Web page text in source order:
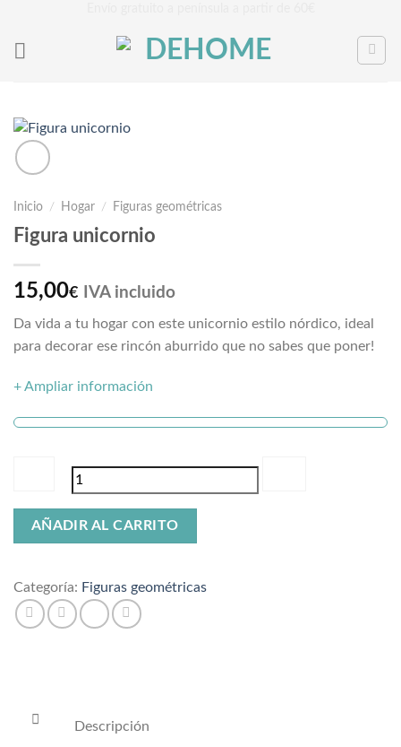
contenido
Inicio / Hogar / Figuras geométricas
Figura unicornio
15,00€ IVA incluido
Da vida a tu hogar con este unicornio estilo nórdico, ideal
para decorar ese rincón aburrido que no sabes que poner!
+ Ampliar información
Figura
AÑADIR AL CARRITO
Categoría: Figuras geométricas
Descripción